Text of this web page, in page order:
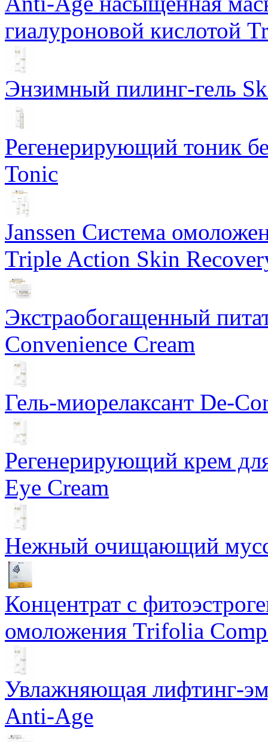
гиалуроновой кислотой
Энзимный пилинг-гель
Регенерирующий тоник
Tonic
Janssen Система
Triple Action Skin
Экстраобогащенный
Convenience Cream
Гель-миорелаксант De-
Регенерирующий крем
Eye Cream
Нежный очищающий мусс
Концентрат с
омоложения Trifolia
Увлажняющая лифтинг-
Anti-Age